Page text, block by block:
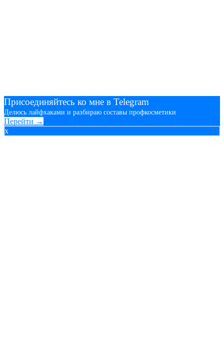
Присоединяйтесь ко мне в Telegram
Делюсь лайфхаками и разбираю составы профкосметики
Перейти →
x